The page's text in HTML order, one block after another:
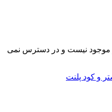
موجود نیست و در دسترس نمی
و کود پلنت